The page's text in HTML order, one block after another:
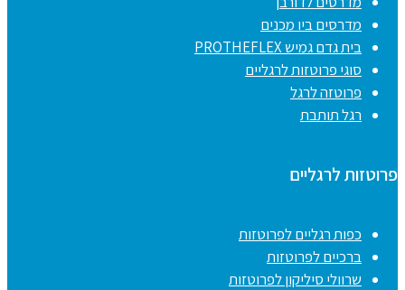
מדרסים ביו מכנים
בית גדם גמיש PROTHEFLEX
סוגי פרוטזות לרגליים
פרוטזה לרגל
רגל תותבת
פרוטזות לרגליים
כפות רגליים לפרוטזות
ברכיים לפרוטזות
שרוולי סיליקון לפרוטזות